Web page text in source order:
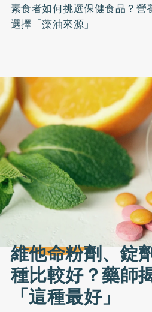
素食者如何挑選保健食品？
選擇「藻油來源」
維他命粉劑、錠
種比較好？藥師
「這種最好」